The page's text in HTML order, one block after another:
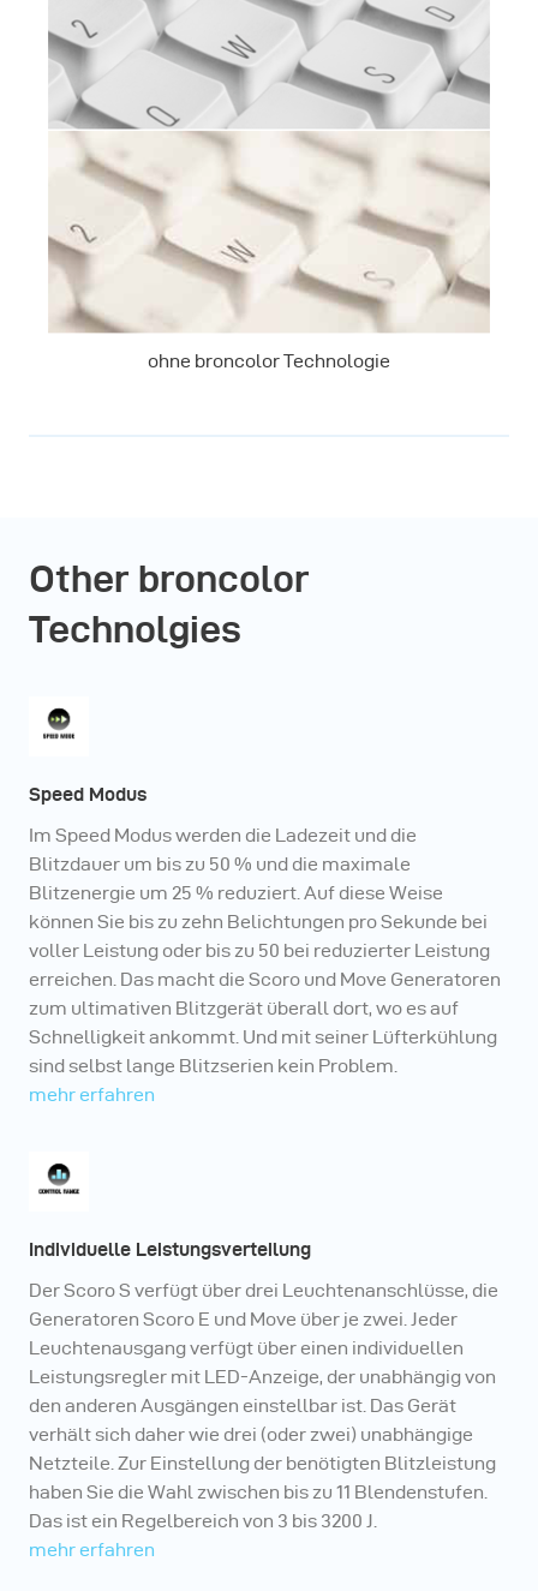
ohne broncolor Technologie
Other broncolor
Technolgies
Speed Modus
Im Speed Modus werden die Ladezeit und die
Blitzdauer um bis zu 50 % und die maximale
Blitzenergie um 25 % reduziert. Auf diese Weise
können Sie bis zu zehn Belichtungen pro Sekunde bei
voller Leistung oder bis zu 50 bei reduzierter Leistung
erreichen. Das macht die Scoro und Move Generatoren
zum ultimativen Blitzgerät überall dort, wo es auf
Schnelligkeit ankommt. Und mit seiner Lüfterkühlung
sind selbst lange Blitzserien kein Problem.
mehr erfahren
Individuelle Leistungsverteilung
Der Scoro S verfügt über drei Leuchtenanschlüsse, die
Generatoren Scoro E und Move über je zwei. Jeder
Leuchtenausgang verfügt über einen individuellen
Leistungsregler mit LED-Anzeige, der unabhängig von
den anderen Ausgängen einstellbar ist. Das Gerät
verhält sich daher wie drei (oder zwei) unabhängige
Netzteile. Zur Einstellung der benötigten Blitzleistung
haben Sie die Wahl zwischen bis zu 11 Blendenstufen.
Das ist ein Regelbereich von 3 bis 3200 J.
mehr erfahren